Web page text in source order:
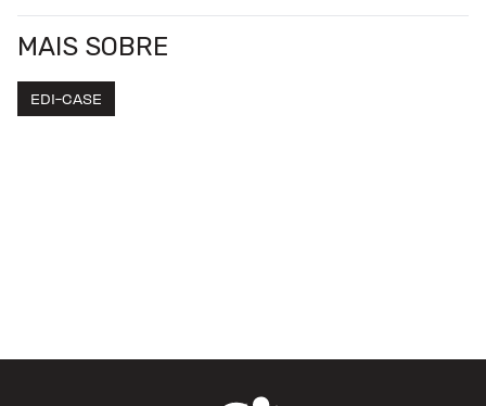
MAIS SOBRE
EDI-CASE